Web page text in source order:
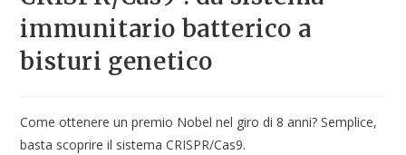
immunitario batterico a
bisturi genetico
Come ottenere un premio Nobel nel giro di 8 anni? Semplice,
basta scoprire il sistema CRISPR/Cas9.